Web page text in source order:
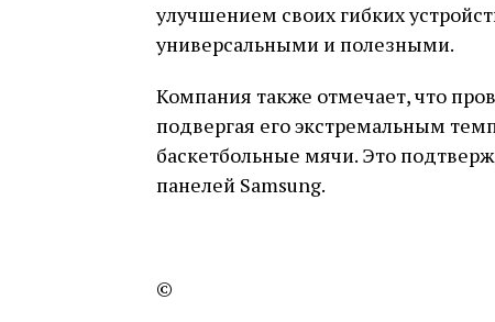
улучшением своих гибких
универсальными и полезными.
Компания также отмечает, что
подвергая его экстремальным
баскетбольные мячи. Это
панелей Samsung.
©